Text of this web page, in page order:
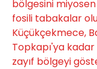
bölgesini
fosili tabakalar
Küçükçekmece,
Topkapı'ya
zayıf bölgeyi